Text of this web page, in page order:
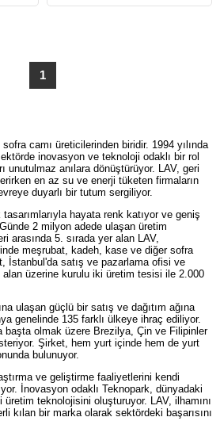
1
camı üreticilerinden biridir. 1994 yılında
inovasyon ve teknoloji odaklı bir rol
unutulmaz anılara dönüştürüyor. LAV, geri
en az su ve enerji tüketen firmaların
duyarlı bir tutum sergiliyor.
hayata renk katıyor ve geniş
2 milyon adede ulaşan üretim
arasında 5. sırada yer alan LAV,
meşrubat, kadeh, kase ve diğer sofra
İstanbul'da satış ve pazarlama ofisi ve
üzerine kurulu iki üretim tesisi ile 2.000
ulaşan güçlü bir satış ve dağıtım ağına
genelinde 135 farklı ülkeye ihraç ediliyor.
başta olmak üzere Brezilya, Çin ve Filipinler
Şirket, hem yurt içinde hem de yurt
bulunuyor.
ve geliştirme faaliyetlerini kendi
İnovasyon odaklı Teknopark, dünyadaki
teknolojisini oluşturuyor. LAV, ilhamını
kılan bir marka olarak sektördeki başarısını